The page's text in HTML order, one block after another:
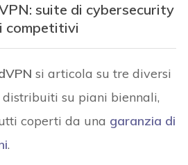
suite di cybersecurity
competitivi
si articola su tre diversi
su piani biennali,
coperti da una garanzia di
.